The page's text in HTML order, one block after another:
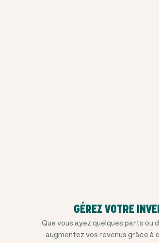
GÉREZ VOTRE
Que vous ayez quelques parts ou
augmentez vos revenus grâce à